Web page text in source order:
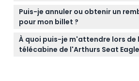
concession pour pensionnés du
australien peuvent également
Apportez votre confirmation de
appareil photo pour les vues
météo car vous serez en plein air
balade.
Puis-je annuler ou obtenir un
pour mon billet ?
Les billets pour l'Arthurs Seat Eagle
remboursables et ne peuvent pas
alors assurez-vous de vos plans
À quoi puis-je m'attendre lors de
télécabine de l'Arthurs Seat